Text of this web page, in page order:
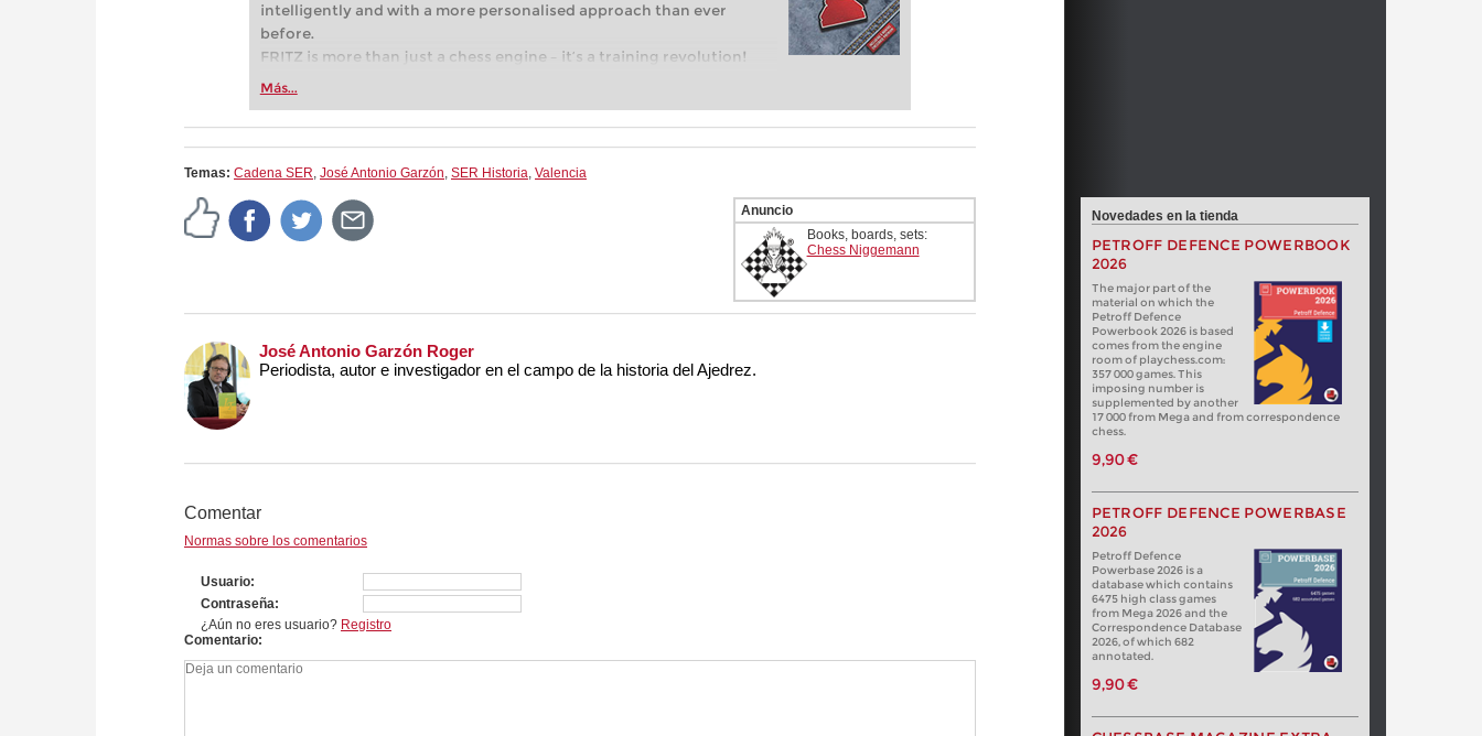
intelligently and with a more personalised approach than ever
before.
FRITZ is more than just a chess engine – it’s a training revolution!
Whether you’re taking your first steps into the world of club chess,
more efficiently, intelligently and with a more personalised
approach than ever before.
Más...
Temas: Cadena SER, José Antonio Garzón, SER Historia, Valencia
Anuncio
Books, boards, sets:
Chess Niggemann
José Antonio Garzón Roger
Periodista, autor e investigador en el campo de la historia del Ajedrez.
Comentar
Normas sobre los comentarios
Usuario
Contraseña
¿Aún no eres usuario? Registro
Comentario
Novedades en la tienda
PETROFF DEFENCE POWERBOOK
2026
The major part of the
material on which the
Petroff Defence
Powerbook 2026 is based
comes from the engine
room of playchess.com:
357 000 games. This
imposing number is
supplemented by another
17 000 from Mega and from correspondence
chess.
9,90 €
PETROFF DEFENCE POWERBASE
2026
Petroff Defence
Powerbase 2026 is a
database which contains
6475 high class games
from Mega 2026 and the
Correspondence Database
2026, of which 682
annotated.
9,90 €